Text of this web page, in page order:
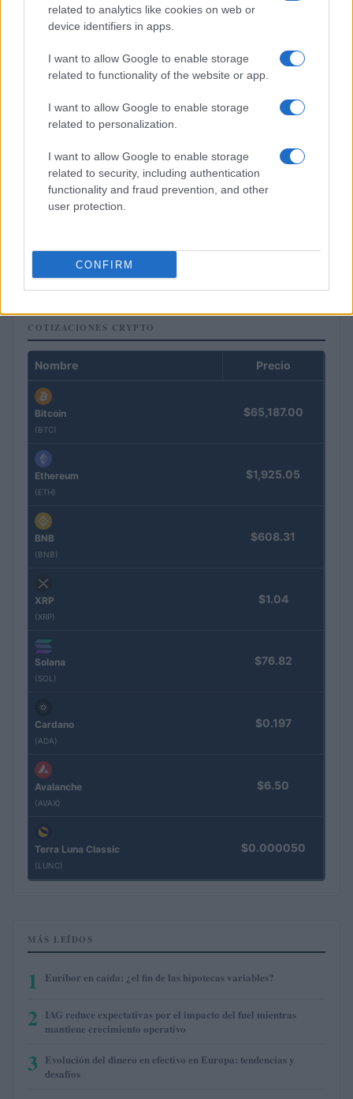
related to analytics like cookies on web or
device identifiers in apps.
I want to allow Google to enable storage
related to functionality of the website or app.
I want to allow Google to enable storage
related to personalization.
I want to allow Google to enable storage
related to security, including authentication
functionality and fraud prevention, and other
user protection.
CONFIRM
FINANZAS
Marta Ruiz · 7 Ago 2026
COTIZACIONES CRYPTO
Nombre Precio
Bitcoin
(BTC)
$65,187.00
Ethereum
(ETH)
$1,925.05
BNB
(BNB)
$608.31
XRP
(XRP)
$1.04
Solana
(SOL)
$76.82
Cardano
(ADA)
$0.197
Avalanche
(AVAX)
$6.50
Terra Luna Classic
(LUNC)
$0.000050
MÁS LEÍDOS
1 Euríbor en caída: ¿el fin de las hipotecas variables?
2 IAG reduce expectativas por el impacto del fuel mientras
mantiene crecimiento operativo
3 Evolución del dinero en efectivo en Europa: tendencias y
desafíos